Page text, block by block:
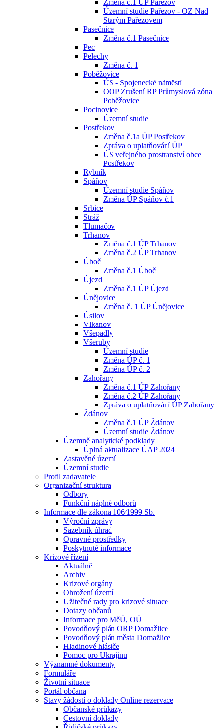
Změna č.1 ÚP Pařezov
Územní studie Pařezov - OZ Nad
Starým Pařezovem
Pasečnice
Změna č.1 Pasečnice
Pec
Pelechy
Změna č. 1
Poběžovice
ÚS - Spojenecké náměstí
OOP Zrušení RP Průmyslová zóna
Poběžovice
Pocinovice
Územní studie
Postřekov
Změna č.1a ÚP Postřekov
Zpráva o uplatňování ÚP
ÚS veřejného prostranství obce
Postřekov
Rybník
Spáňov
Územní studie Spáňov
Změna ÚP Spáňov č.1
Srbice
Stráž
Tlumačov
Trhanov
Změna č.1 ÚP Trhanov
Změna č.2 ÚP Trhanov
Úboč
Změna č.1 Úboč
Újezd
Změna č.1 ÚP Újezd
Únějovice
Změna č. 1 ÚP Únějovice
Úsilov
Vlkanov
Všepadly
Všeruby
Územní studie
Změna ÚP č. 1
Změna ÚP č. 2
Zahořany
Změna č.1 ÚP Zahořany
Změna č.2 ÚP Zahořany
Zpráva o uplatňování ÚP Zahořany
Ždánov
Změna č.1 ÚP Ždánov
Územní studie Ždánov
Územně analytické podklady
Úplná aktualizace ÚAP 2024
Zastavěné území
Územní studie
Profil zadavatele
Organizační struktura
Odbory
Funkční náplně odborů
Informace dle zákona 106⁄1999 Sb.
Výroční zprávy
Sazebník úhrad
Opravné prostředky
Poskytnuté informace
Krizové řízení
Aktuálně
Archiv
Krizové orgány
Ohrožení území
Užitečné rady pro krizové situace
Dotazy občanů
Informace pro MěÚ, OÚ
Povodňový plán ORP Domažlice
Povodňový plán města Domažlice
Hladinové hlásiče
Pomoc pro Ukrajinu
Významné dokumenty
Formuláře
Životní situace
Portál občana
Stavy žádostí o doklady Online rezervace
Občanské průkazy
Cestovní doklady